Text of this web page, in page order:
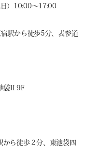
）10:00～17:00
駅から徒歩5分、表参道
袋II 9F
から徒歩２分、東池袋四